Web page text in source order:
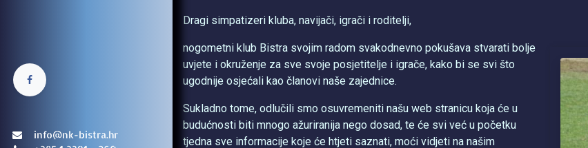
info@nk-bistra.hr
Dragi simpatizeri kluba, navijači, igrači i roditelji,
nogometni klub Bistra svojim radom svakodnevno pokušava stvarati bolje
uvjete i okruženje za sve svoje posjetitelje i igrače, kako bi se svi što
ugodnije osjećali kao članovi naše zajednice.
Sukladno tome, odlučili smo osuvremeniti našu web stranicu koja će u
budućnosti biti mnogo ažuriranija nego dosad, te će svi već u početku
tjedna sve informacije koje će htjeti saznati, moći vidjeti na našim